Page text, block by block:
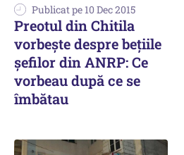
Publicat pe 10 Dec 2015
Preotul din Chitila
vorbește despre bețiile
șefilor din ANRP: Ce
vorbeau după ce se
îmbătau